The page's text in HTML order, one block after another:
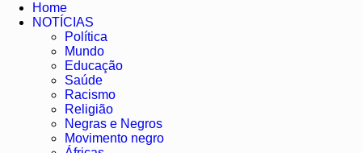
Home
NOTÍCIAS
Política
Mundo
Educação
Saúde
Racismo
Religião
Negras e Negros
Movimento negro